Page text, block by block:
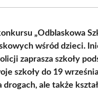
„Odblaskowa
wśród dzieci.
zaprasza szkoły
szkoły do 19
ale także